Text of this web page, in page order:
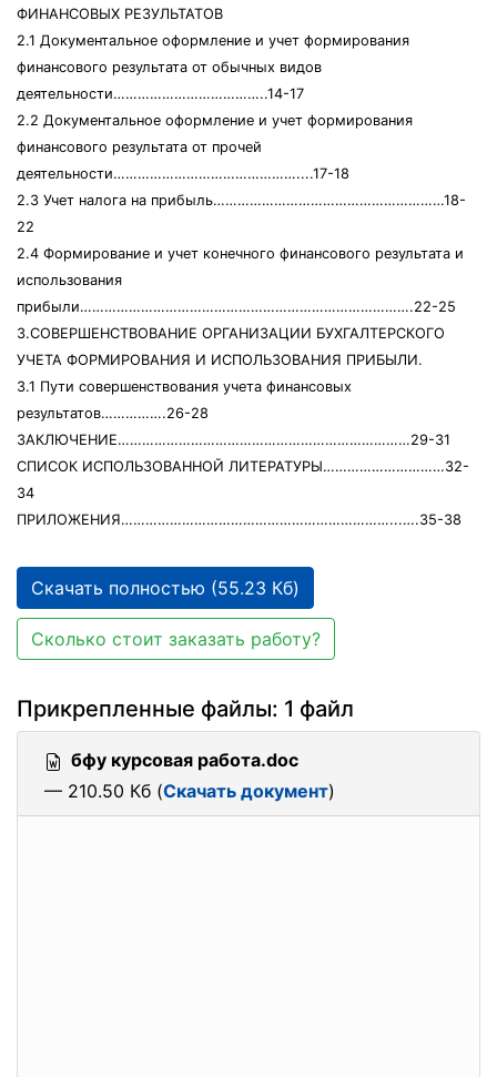
ФИНАНСОВЫХ РЕЗУЛЬТАТОВ
2.1 Документальное оформление и учет формирования
финансового результата от обычных видов
деятельности………………………………..14-17
2.2 Документальное оформление и учет формирования
финансового результата от прочей
деятельности………………………………………....17-18
2.3 Учет налога на прибыль…………………………………………………18-
22
2.4 Формирование и учет конечного финансового результата и
использования
прибыли……………………………………………………………………….22-25
3.СОВЕРШЕНСТВОВАНИЕ ОРГАНИЗАЦИИ БУХГАЛТЕРСКОГО
УЧЕТА ФОРМИРОВАНИЯ И ИСПОЛЬЗОВАНИЯ ПРИБЫЛИ.
3.1 Пути совершенствования учета финансовых
результатов…………….26-28
ЗАКЛЮЧЕНИЕ………………………………………………………………29-31
СПИСОК ИСПОЛЬЗОВАННОЙ ЛИТЕРАТУРЫ…………………………32-
34
ПРИЛОЖЕНИЯ…………………………………………………………...….35-38
Скачать полностью (55.23 Кб)
Сколько стоит заказать работу?
Прикрепленные файлы: 1 файл
бфу курсовая работа.doc
— 210.50 Кб (Скачать документ)